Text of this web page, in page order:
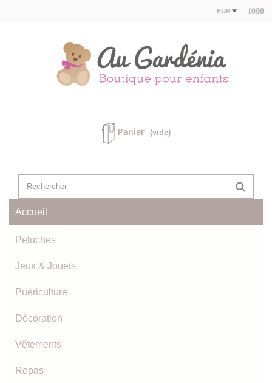
EUR
Panier (vide)
Accueil
Peluches
Jeux & Jouets
Puériculture
Décoration
Vêtements
Repas